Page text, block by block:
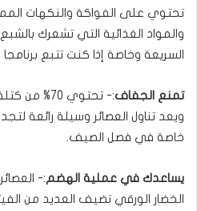
تحتوي على الفواكة والنكهات
والمواد الغذائية التي تشعرك
السريعة وخاصة إذا كنت تتبع برنامجا
تمنع الجفاف
:- تحتوي
ويعد تناول العصائر وسيلة رائعة
خاصة في فصل الصيف.
يساعدك في عملية الهضم:-
الخضار الورقي تضيف العديد من